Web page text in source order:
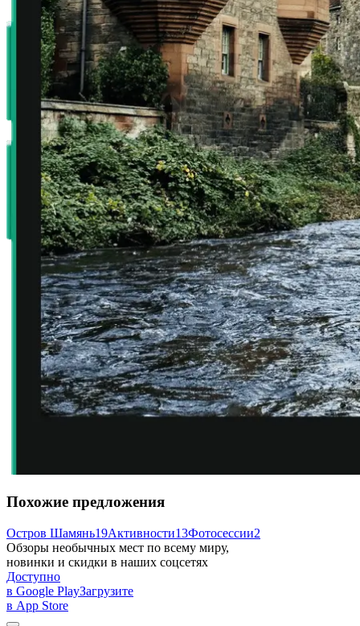
Похожие предложения
Остров Шамянь19Активности13Фотосессии2
Обзоры необычных мест по всему миру,
новинки и скидки в наших соцсетях
Доступно
в Google PlayЗагрузите
в App Store